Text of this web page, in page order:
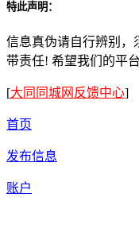
特此声明：
信息真伪请自行辨别，
带责任! 希望我们的平
[大同同城网反馈中心]
首页
发布信息
账户